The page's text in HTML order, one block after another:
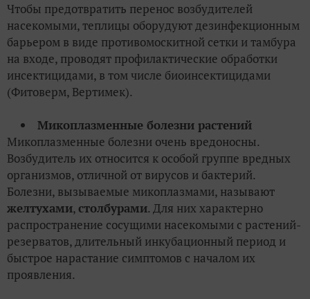
Чтобы предотвратить перенос возбудителей
насекомыми, теплицы оборудуют дезинфекционным
барьером в виде противомоскитной сетки и тамбура
на входе, проводят профилактические обработки
инсектицидами, в том числе биоинсектицидами
(Фитоверм, Вертимек).
Микоплазменные болезни растений
Микоплазменные болезни очень вредоносны.
Возбудитель их относится к особой группе вредных
организмов, отличной от вирусов и бактерий.
Болезни, вызываемые микоплазмами, называют
желтухами,столбурами. Для них характерно
распространение сосущими насекомыми с растений-
резерватов, длительный инкубационный период и
быстрое нарастание симптомов с началом их
проявления.